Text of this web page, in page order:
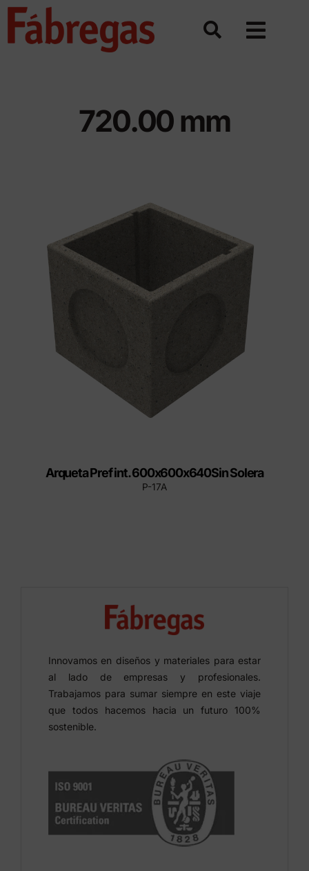
Saltar
720.00 mm
Arqueta Pref int. 600x600x640Sin Solera
P-17A
Innovamos en diseños y materiales para estar
al lado de empresas y profesionales.
Trabajamos para sumar siempre en este viaje
que todos hacemos hacia un futuro 100%
sostenible.